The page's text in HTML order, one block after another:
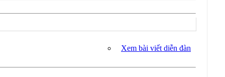
Xem bài viết diễn đàn